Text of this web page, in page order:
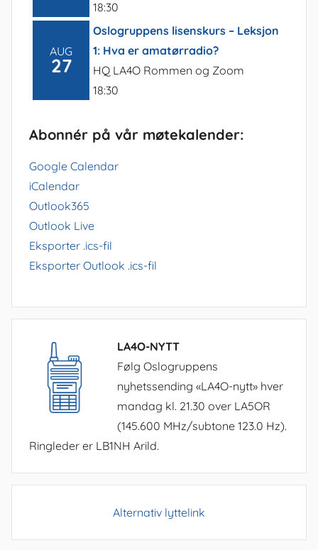
18:30
AUG
27
Oslogruppens lisenskurs – Leksjon
1: Hva er amatørradio?
HQ LA4O Rommen og Zoom
18:30
Abonnér på vår møtekalender:
Google Calendar
iCalendar
Outlook365
Outlook Live
Eksporter .ics-fil
Eksporter Outlook .ics-fil
LA4O-NYTT
Følg Oslogruppens
nyhetssending «LA4O-nytt» hver
mandag kl. 21.30 over LA5OR
(145.600 MHz/subtone 123.0 Hz).
Ringleder er LB1NH Arild.
Alternativ lyttelink